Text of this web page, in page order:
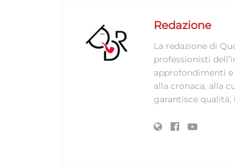
Redazione
La redazione di
professionisti
approfondimenti e
alla cronaca, alla
garantisce